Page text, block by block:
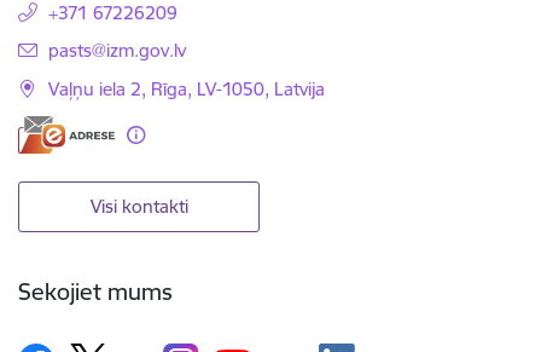
+371 67226209
E-pasts:
pasts@izm.gov.lv
Vaļņu iela 2, Rīga, LV-1050, Latvija
Visi kontakti
Sekojiet mums